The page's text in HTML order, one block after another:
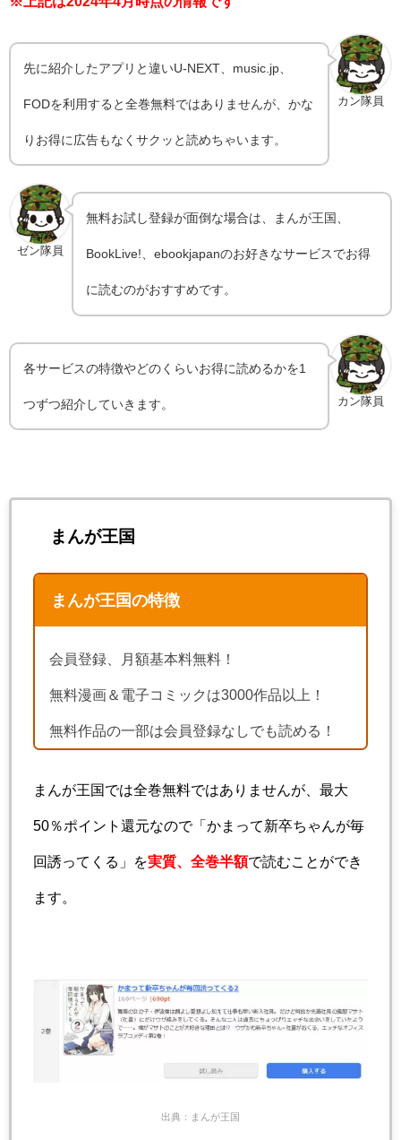
カン隊員
先に紹介したアプリと違いU-NEXT、music.jp、
FODを利用すると全巻無料ではありませんが、かな
りお得に広告もなくサクッと読めちゃいます。
ゼン隊員
無料お試し登録が面倒な場合は、まんが王国、
BookLive!、ebookjapanのお好きなサービスでお得
に読むのがおすすめです。
カン隊員
各サービスの特徴やどのくらいお得に読めるかを1
つずつ紹介していきます。
まんが王国
まんが王国の特徴
会員登録、月額基本料無料！
無料漫画＆電子コミックは3000作品以上！
無料作品の一部は会員登録なしでも読める！
まんが王国では全巻無料ではありませんが、最大
50％ポイント還元なので「かまって新卒ちゃんが毎
回誘ってくる」を実質、全巻半額で読むことができ
ます。
出典：まんが王国